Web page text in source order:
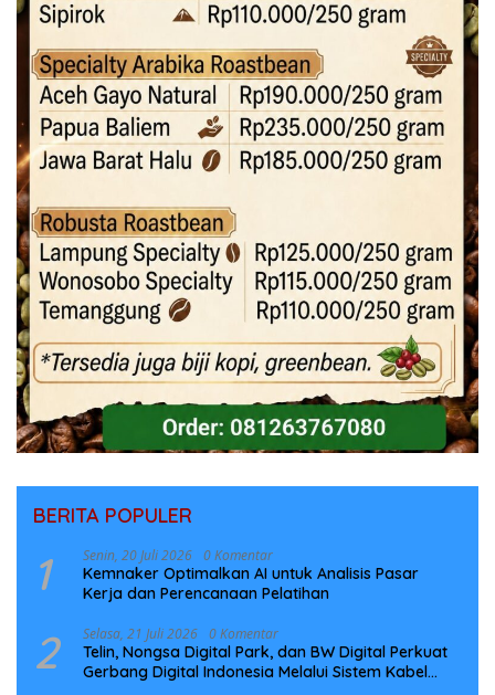
BERITA POPULER
1 Senin, 20 Juli 2026 0 Komentar
Kemnaker Optimalkan AI untuk Analisis Pasar
Kerja dan Perencanaan Pelatihan
2 Selasa, 21 Juli 2026 0 Komentar
Telin, Nongsa Digital Park, dan BW Digital Perkuat
Gerbang Digital Indonesia Melalui Sistem Kabel